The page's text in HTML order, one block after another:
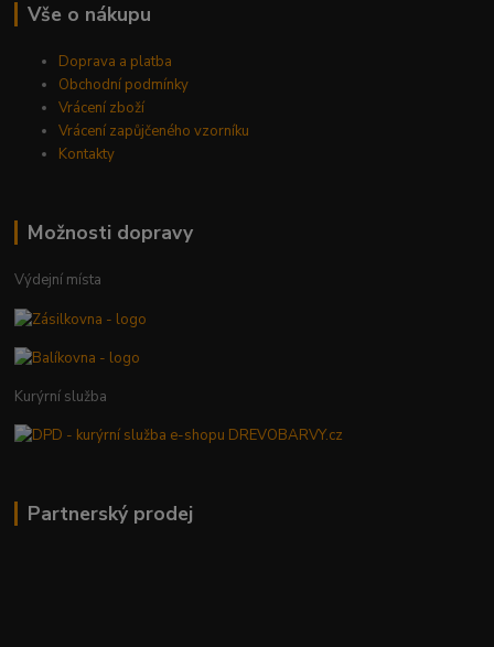
Vše o nákupu
Doprava a platba
Obchodní podmínky
Vrácení zboží
Vrácení zapůjčeného vzorníku
Kontakty
Možnosti dopravy
Výdejní místa
Kurýrní služba
Partnerský prodej